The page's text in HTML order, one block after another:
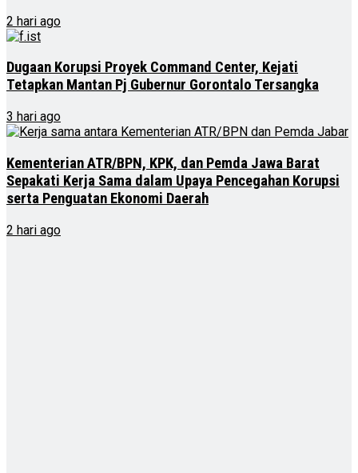
2 hari ago
Dugaan Korupsi Proyek Command Center, Kejati
Tetapkan Mantan Pj Gubernur Gorontalo Tersangka
3 hari ago
Kementerian ATR/BPN, KPK, dan Pemda Jawa Barat
Sepakati Kerja Sama dalam Upaya Pencegahan Korupsi
serta Penguatan Ekonomi Daerah
2 hari ago